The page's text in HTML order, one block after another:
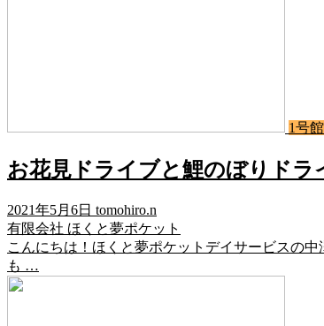
1号館
お花見ドライブと鯉のぼりドラ
2021年5月6日 tomohiro.n
有限会社 ほくと夢ポケット
こんにちは！ほくと夢ポケットデイサービスの
も …